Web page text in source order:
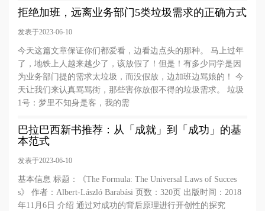
拒绝加班，远离业务部门5类垃圾需求的正确方式
发表于2023-06-10
今天这篇文章保证你们都爱看，边看边点头的那种。 马上过年
了，地铁上人越来越少了，该放假了！但是！有多少同学是因
为业务部门提的需求太垃圾，而没假放，边加班边骂娘的！ 今
天让我们来认真骂骂街，那些害你放假不得的垃圾需求。 垃圾
1号：梦里不知身是客，我的需
巴拉巴西新书推荐：从「成就」到「成功」的基
本范式
发表于2023-06-10
基本信息 标题：《The Formula: The Universal Laws of Succes
s》 作者：Albert-László Barabási 页数：320页 出版时间：2018
年11月6日 介绍 通过对成功的背后原理进行开创性的探究